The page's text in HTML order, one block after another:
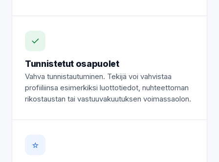
✓
Tunnistetut osapuolet
Vahva tunnistautuminen. Tekijä voi vahvistaa
profiiliinsa esimerkiksi luottotiedot, nuhteettoman
rikostaustan tai vastuuvakuutuksen voimassaolon.
⭐